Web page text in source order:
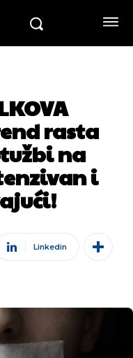
rasta
na
i
Linkedin